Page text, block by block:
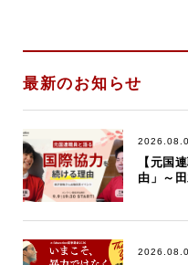
最新のお知らせ
【元国
由」～